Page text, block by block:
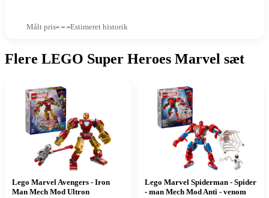
Målt pris Estimeret historik
Flere LEGO Super Heroes Marvel sæt
Lego Marvel Avengers - Iron
Man Mech Mod Ultron
Lego Marvel Spiderman - Spider
- man Mech Mod Anti - venom